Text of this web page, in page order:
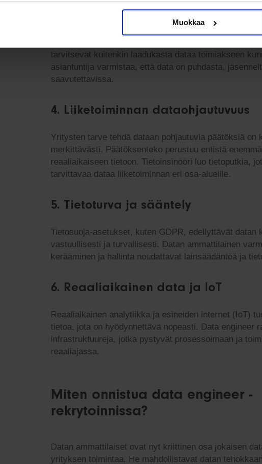
Muokkaa
data engineeriä
tarvitsevat kuitenkin laadukasta dataa toimiakseen
asiantuntija varmistaa, että data on puhdasta,
saavutettavissa.
4. Liiketoiminnan dataohjautuvuus
Yritysten tarve tehdä dataan pohjautuvia päätöksiä on
merkittävästi. Päätöksenteko perustuu entistä
reaaliaikaiseen tietoon. Tietoinsinööri luo tietoputkia,
tarvittavaa dataa liiketoiminnan eri osa-alueille.
5. Tietoturva ja sääntely
Tietosuoja-asetukset, kuten GDPR, edellyttävät datan
vastuullisesti ja turvallisesti. Datan ammattilainen
kerääminen ja hallinta noudattavat lainsäädäntöä ja
6. Reaaliaikainen data ja IoT
Reaaliaikainen analytiikka ja esineiden internet (IoT)
tietoa, jota on hyödynnettävä nopeasti. Data engineer
infrastruktuureja, jotka pystyvät prosessoimaan ja
reaaliajassa.
Miten onnistua data engineer -
rekrytoinnissa?
Datan ammattilaiset ovat nyt kriittinen osa jokaisen
yrityksen toimintaa. He mahdollistavat datan